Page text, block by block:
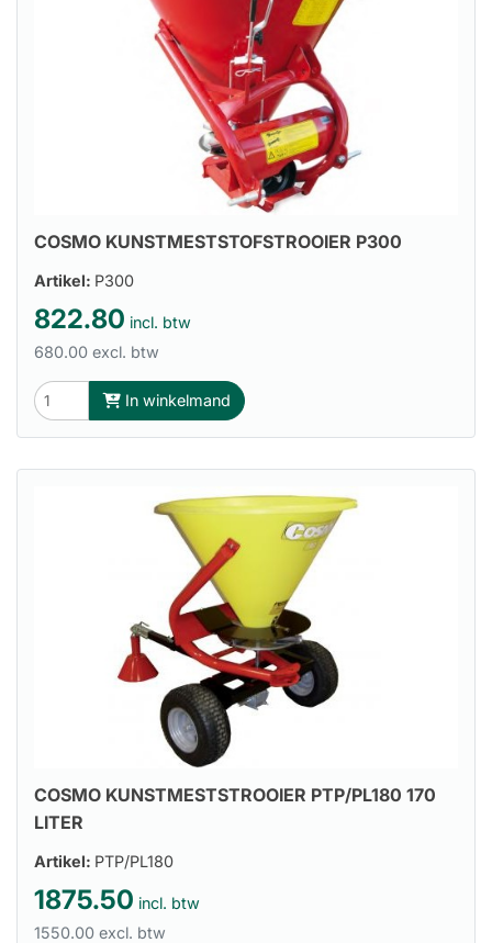
COSMO KUNSTMESTSTOFSTROOIER P300
Artikel: P300
822.80 incl. btw
680.00 excl. btw
In winkelmand
COSMO KUNSTMESTSTROOIER PTP/PL180 170
LITER
Artikel: PTP/PL180
1875.50 incl. btw
1550.00 excl. btw